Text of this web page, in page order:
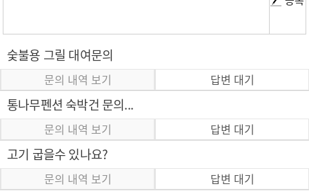
숯불용 그릴 대여문의
문의 내역 보기 답변 대기
통나무펜션 숙박건 문의...
문의 내역 보기 답변 대기
고기 굽을수 있나요?
문의 내역 보기 답변 대기